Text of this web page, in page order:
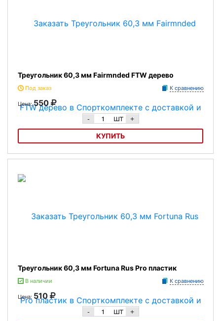
Треугольник 60,3 мм Fairmnded FTW дерево
Под заказ К сравнению
Цена:550
- шт +
КУПИТЬ
Треугольник 60,3 мм Fairmnded FTW дерево
Треугольник 60,3 мм Fortuna Rus Pro пластик
В наличии К сравнению
Цена: 510
- шт +